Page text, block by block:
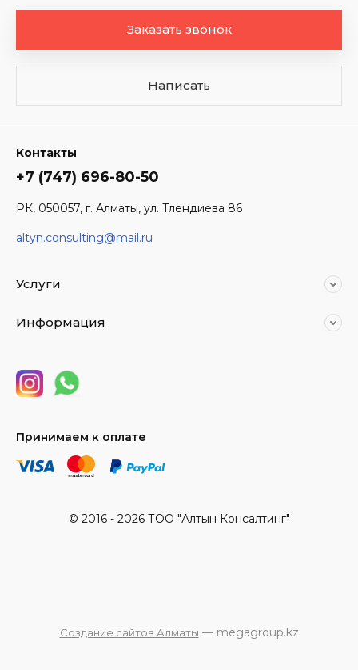
Заказать звонок
Написать
Контакты
+7 (747) 696-80-50
РК, 050057, г. Алматы, ул. Тлендиева 86
altyn.consulting@mail.ru
Услуги
Информация
Принимаем к оплате
© 2016 - 2026 ТОО "Алтын Консалтинг"
Создание сайтов Алматы — megagroup.kz